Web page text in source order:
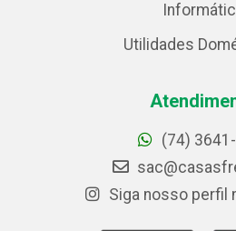
Utilidades
(74)
Siga nosso perfil